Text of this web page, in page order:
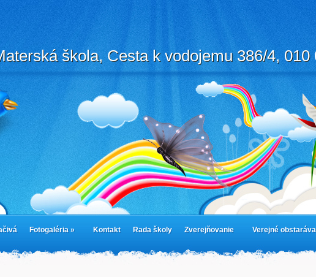
škola, Cesta k vodojemu 386/4, 010
Fotogaléria » Kontakt Rada školy Zverejňovanie Verejné
Policy